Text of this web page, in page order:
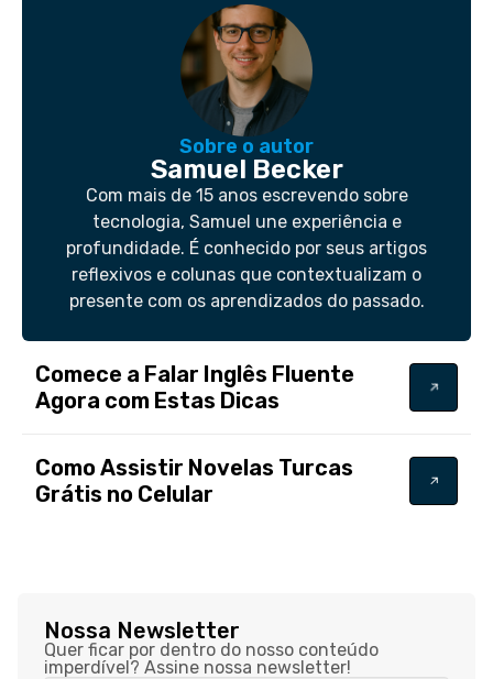
Sobre o autor
Samuel Becker
Com mais de 15 anos escrevendo sobre
tecnologia, Samuel une experiência e
profundidade. É conhecido por seus artigos
reflexivos e colunas que contextualizam o
presente com os aprendizados do passado.
Comece a Falar Inglês Fluente
Agora com Estas Dicas
Como Assistir Novelas Turcas
Grátis no Celular
Nossa Newsletter
Quer ficar por dentro do nosso conteúdo
imperdível? Assine nossa newsletter!